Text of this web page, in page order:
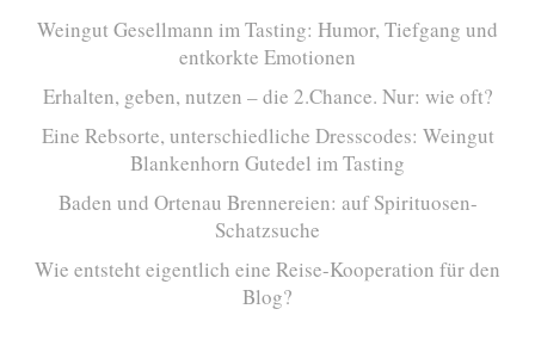
Weingut Gesellmann im Tasting: Humor, Tiefgang und
entkorkte Emotionen
Erhalten, geben, nutzen – die 2.Chance. Nur: wie oft?
Eine Rebsorte, unterschiedliche Dresscodes: Weingut
Blankenhorn Gutedel im Tasting
Baden und Ortenau Brennereien: auf Spirituosen-
Schatzsuche
Wie entsteht eigentlich eine Reise-Kooperation für den
Blog?